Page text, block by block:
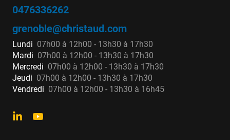
0476336262
grenoble@christaud.com
Lundi 07h00 à 12h00 - 13h30 à 17h30
Mardi 07h00 à 12h00 - 13h30 à 17h30
Mercredi 07h00 à 12h00 - 13h30 à 17h30
Jeudi 07h00 à 12h00 - 13h30 à 17h30
Vendredi 07h00 à 12h00 - 13h30 à 16h45